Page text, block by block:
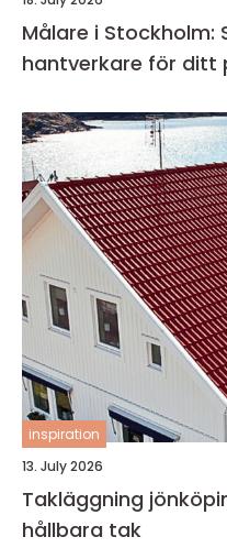
Målare i
hantverkare för ditt
inspiration
13. July 2026
Takläggning
hållbara tak